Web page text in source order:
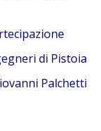
di Pistoia
Palchetti